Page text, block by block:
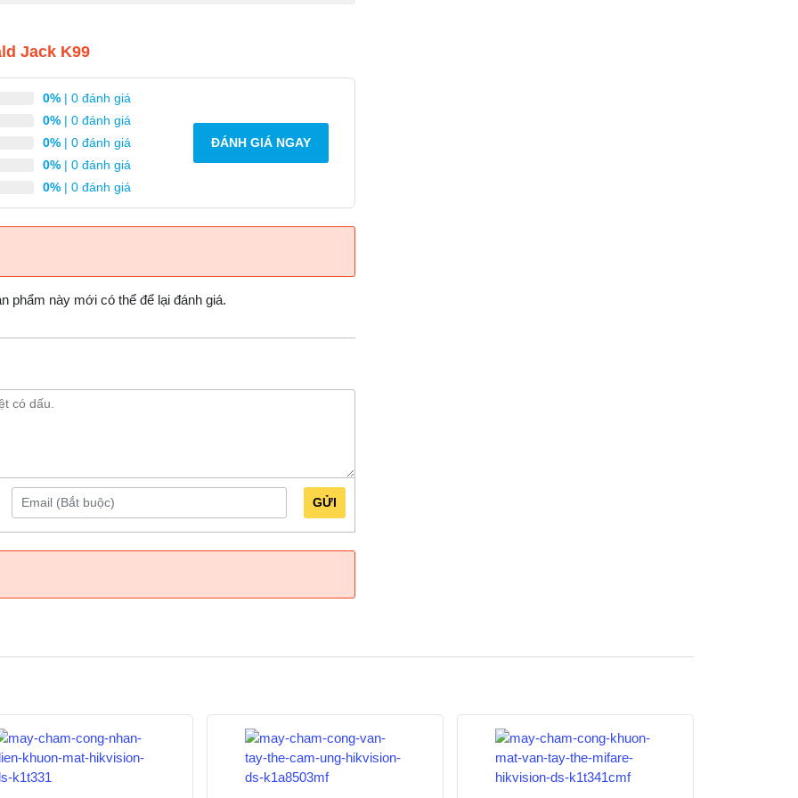
Công Vân Tay
công
Viên
Hàng – Quán Ăn – Quán Cafe, Shop, Nhà Sách,
Jack Pro, Wise eye
máy chấm công vân tay bán chạyRonald jack K88
để có giá tốt nhất tại thời điểm mua hàng.
Jack K99
0% | 0 đánh giá
0% | 0 đánh giá
0% | 0 đánh giá
0% | 0 đánh giá
0% | 0 đánh giá
ĐÁNH GIÁ NGAY
phẩm này mới có thể để lại đánh giá.
GỬI